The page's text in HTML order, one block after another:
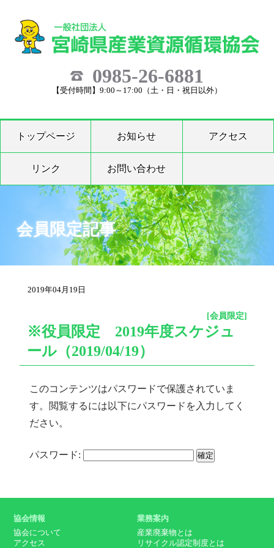
0985-26-6881
【受付時間】9:00～17:00（土・日・祝日以外）
トップページ お知らせ アクセス
リンク お問い合わせ
会員限定記事
2019年04月19日
[会員限定]
※役員限定 2019年度スケジュ
ール（2019/04/19）
このコンテンツはパスワードで保護されていま
す。閲覧するには以下にパスワードを入力してく
ださい。
パスワード:
協会情報
協会について
アクセス
業務案内
産業廃棄物とは
リサイクル認定制度とは